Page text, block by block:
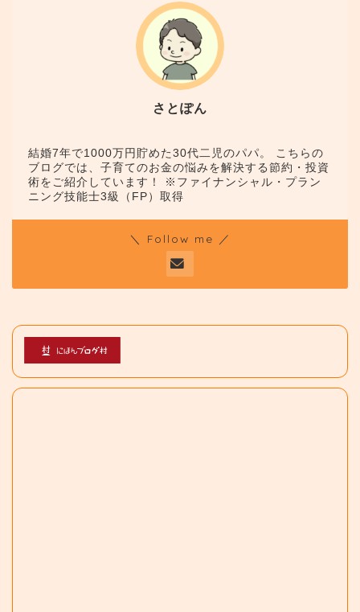
さとぽん
結婚7年で1000万円貯めた30代二児のパパ。 こちらの
ブログでは、子育てのお金の悩みを解決する節約・投資
術をご紹介しています！ ※ファイナンシャル・プラン
ニング技能士3級（FP）取得
＼ Follow me ／